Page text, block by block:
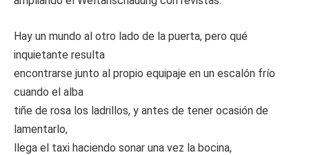
Hay un mundo al otro lado de la puerta, pero qué
inquietante resulta
encontrarse junto al propio equipaje en un escalón frío
cuando el alba
tiñe de rosa los ladrillos, y antes de tener ocasión de
lamentarlo,
llega el taxi haciendo sonar una vez la bocina,